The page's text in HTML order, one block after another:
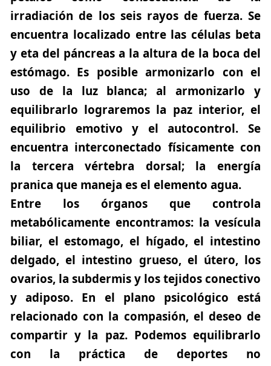
irradiación de los seis rayos de fuerza. Se
encuentra localizado entre las células beta
y eta del páncreas a la altura de la boca del
estómago. Es posible armonizarlo con el
uso de la luz blanca; al armonizarlo y
equilibrarlo lograremos la paz interior, el
equilibrio emotivo y el autocontrol. Se
encuentra interconectado físicamente con
la tercera vértebra dorsal; la energía
pranica que maneja es el elemento agua.
Entre los órganos que controla
metabólicamente encontramos: la vesícula
biliar, el estomago, el hígado, el intestino
delgado, el intestino grueso, el útero, los
ovarios, la subdermis y los tejidos conectivo
y adiposo. En el plano psicológico está
relacionado con la compasión, el deseo de
compartir y la paz. Podemos equilibrarlo
con la práctica de deportes no